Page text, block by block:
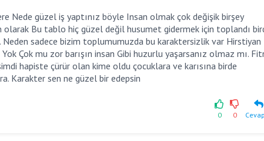
Nede güzel iş yaptınız böyle Insan olmak çok değişik birşey
olarak Bu tablo hiç güzel değil husumet gidermek için toplandı
Neden sadece bizim toplumumuzda bu karaktersizlik var Hirstiyan
Çok mu zor barışın insan Gibi huzurlu yaşarsanız olmaz mı.
hapiste çürür olan kime oldu çocuklara ve karısına birde
Karakter sen ne güzel bir edepsin
0 0